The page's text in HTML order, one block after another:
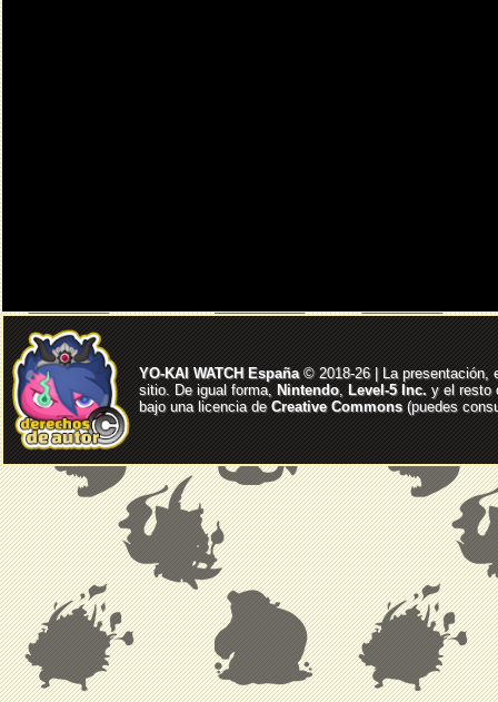
YO-KAI WATCH España© 2018-26 | La presentación,
sitio. De igual forma, Nintendo, Level-5 Inc. y el resto
bajo una licencia deCreative Commons(puedes